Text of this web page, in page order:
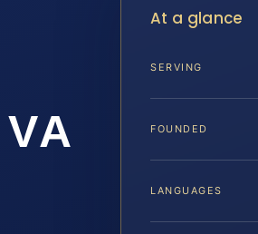
At a glance
SERVING
FOUNDED
LANGUAGES